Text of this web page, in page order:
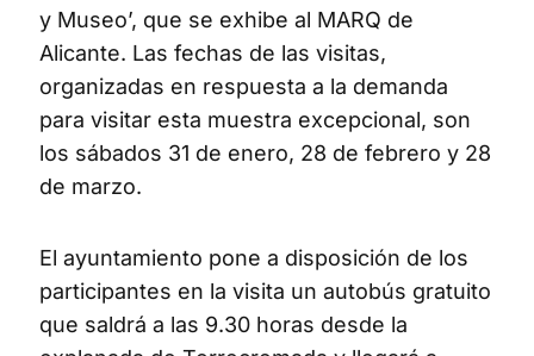
y Museo’, que se exhibe al MARQ de
Alicante. Las fechas de las visitas,
organizadas en respuesta a la demanda
para visitar esta muestra excepcional, son
los sábados 31 de enero, 28 de febrero y 28
de marzo.
El ayuntamiento pone a disposición de los
participantes en la visita un autobús gratuito
que saldrá a las 9.30 horas desde la